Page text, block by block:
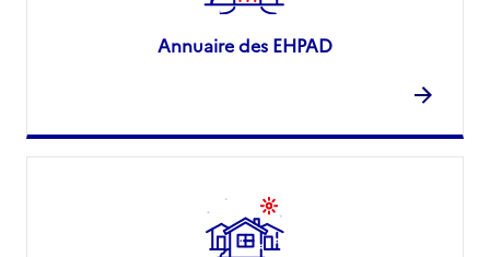
Annuaire des EHPAD